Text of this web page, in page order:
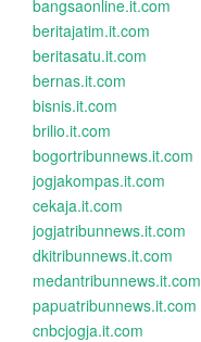
bangsaonline.it.com
beritajatim.it.com
beritasatu.it.com
bernas.it.com
bisnis.it.com
brilio.it.com
bogortribunnews.it.com
jogjakompas.it.com
cekaja.it.com
jogjatribunnews.it.com
dkitribunnews.it.com
medantribunnews.it.com
papuatribunnews.it.com
cnbcjogja.it.com